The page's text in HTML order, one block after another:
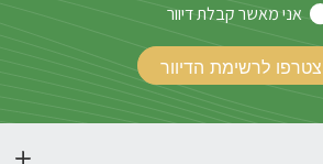
אני מאשר קבלת דיוור